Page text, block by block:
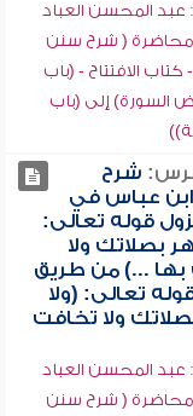
عبد المحسن العباد
( شرح سنن
كتاب الافتتاح - (باب
السورة) إلى (باب
شرح
عباس في
قوله تعالى:
بصلاتك ولا
بها ...) من طريق
تعالى: (ولا
ولا تخافت
عبد المحسن العباد
( شرح سنن